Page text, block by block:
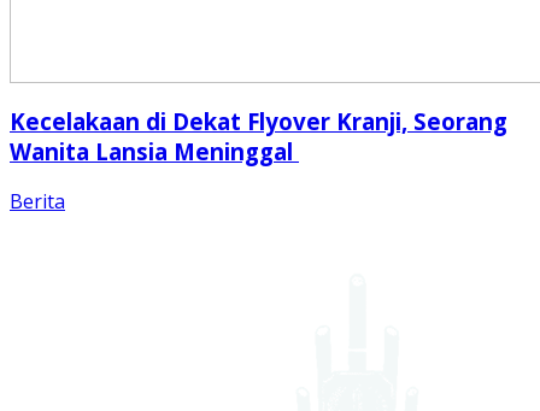
Kecelakaan di Dekat Flyover Kranji, Seorang
Wanita Lansia Meninggal
Berita